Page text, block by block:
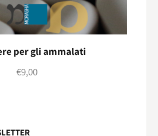
per gli ammalati
€9,00